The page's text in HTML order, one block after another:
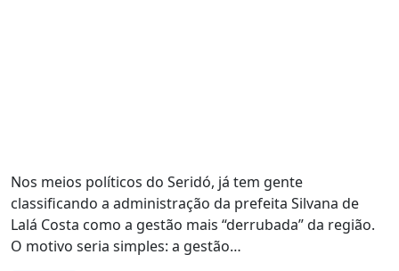
Nos meios políticos do Seridó, já tem gente
classificando a administração da prefeita Silvana de
Lalá Costa como a gestão mais “derrubada” da região.
O motivo seria simples: a gestão…